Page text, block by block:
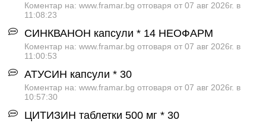
Коментар на: www.framar.bg отговаря от 07 авг 2026г. в
11:08:23
СИНКВАНОН капсули * 14 НЕОФАРМ
Коментар на: www.framar.bg отговаря от 07 авг 2026г. в
11:00:53
АТУСИН капсули * 30
Коментар на: www.framar.bg отговаря от 07 авг 2026г. в
10:57:30
ЦИТИЗИН таблетки 500 мг * 30